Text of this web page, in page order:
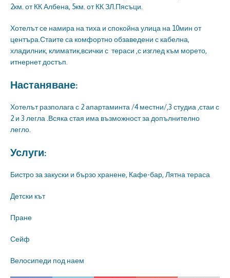
2км. от КК Албена, 5км. от КК ЗЛ.Пясъци.
Хотелът се намира на тиха и спокойна улица на 10мин от
центъра.Стаите са комфортно обзаведени с кабелна,
хладилник, климатик,всички с тераси ,с изглед към морето,
итнернет достъп.
Настаняване:
Хотелът разполага с 2 апартаминта /4 местни/,3 студиа ,стаи с
2 и 3 легла .Всяка стая има възможност за допълнително
легло.
Услуги:
Бистро за закуски и бързо хранене, Кафе-бар, Лятна тераса
Детски кът
Пране
Сейф
Велосипеди под наем